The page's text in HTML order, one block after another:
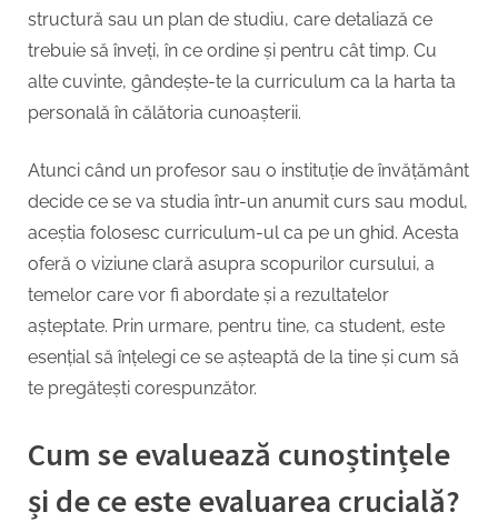
structură sau un plan de studiu, care detaliază ce
trebuie să înveți, în ce ordine și pentru cât timp. Cu
alte cuvinte, gândește-te la curriculum ca la harta ta
personală în călătoria cunoașterii.
Atunci când un profesor sau o instituție de învățământ
decide ce se va studia într-un anumit curs sau modul,
aceștia folosesc curriculum-ul ca pe un ghid. Acesta
oferă o viziune clară asupra scopurilor cursului, a
temelor care vor fi abordate și a rezultatelor
așteptate. Prin urmare, pentru tine, ca student, este
esențial să înțelegi ce se așteaptă de la tine și cum să
te pregătești corespunzător.
Cum se evaluează cunoștințele
și de ce este evaluarea crucială?